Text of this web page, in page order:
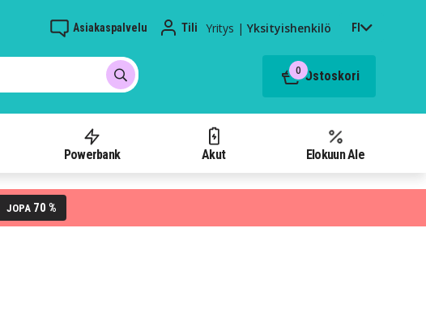
Asiakaspalvelu Tili Yritys | Yksityishenkilö FI
0 Ostoskori
Powerbank Akut Elokuun Ale
JOPA 70 %